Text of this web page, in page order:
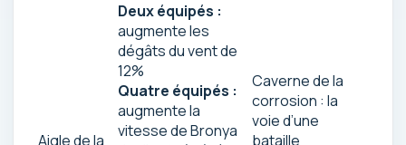
Aigle de la
Deux équipés :
augmente les
dégâts du vent de
12%
Quatre équipés :
augmente la
vitesse de Bronya
Caverne de la
corrosion : la
voie d’une
bataille